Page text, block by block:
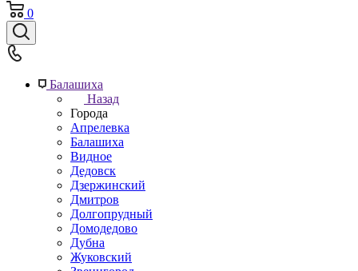
0
Балашиха
Назад
Города
Апрелевка
Балашиха
Видное
Дедовск
Дзержинский
Дмитров
Долгопрудный
Домодедово
Дубна
Жуковский